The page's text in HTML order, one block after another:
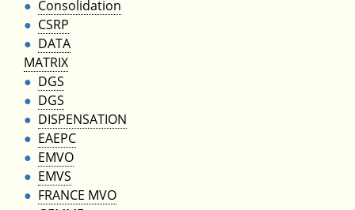
Consolidation
CSRP
DATA
MATRIX
DGS
DGS
DISPENSATION
EAEPC
EMVO
EMVS
FRANCE MVO